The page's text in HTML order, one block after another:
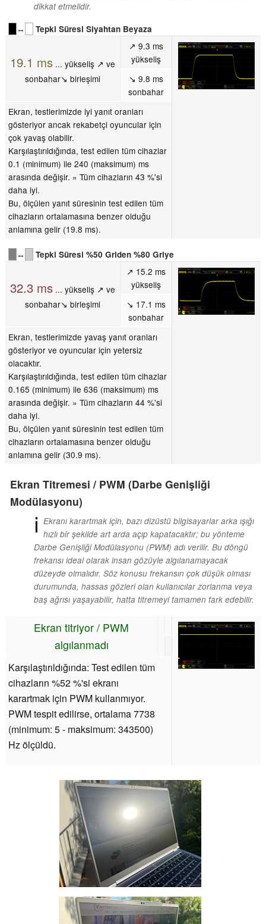
dikkat etmelidir.
↔
Tepki Süresi Siyahtan Beyaza
19.1 ms ... yükseliş ↗ ve
sonbahar↘ birleşimi
↗ 9.3 ms
yükseliş
↘ 9.8 ms
sonbahar
Ekran, testlerimizde iyi yanıt oranları
gösteriyor ancak rekabetçi oyuncular için
çok yavaş olabilir.
Karşılaştırıldığında, test edilen tüm cihazlar
0.1 (minimum) ile 240 (maksimum) ms
arasında değişir. » Tüm cihazların 43 %'si
daha iyi.
Bu, ölçülen yanıt süresinin test edilen tüm
cihazların ortalamasına benzer olduğu
anlamına gelir (19.8 ms).
↔ Tepki Süresi %50 Griden %80 Griye
32.3 ms ... yükseliş ↗ ve
sonbahar↘ birleşimi
↗ 15.2 ms
yükseliş
↘ 17.1 ms
sonbahar
Ekran, testlerimizde yavaş yanıt oranları
gösteriyor ve oyuncular için yetersiz
olacaktır.
Karşılaştırıldığında, test edilen tüm cihazlar
0.165 (minimum) ile 636 (maksimum) ms
arasında değişir. » Tüm cihazların 44 %'si
daha iyi.
Bu, ölçülen yanıt süresinin test edilen tüm
cihazların ortalamasına benzer olduğu
anlamına gelir (30.9 ms).
Ekran Titremesi / PWM (Darbe Genişliği
Modülasyonu)
ℹ Ekranı karartmak için, bazı dizüstü bilgisayarlar arka ışığı
hızlı bir şekilde art arda açıp kapatacaktır; bu yönteme
Darbe Genişliği Modülasyonu (PWM) adı verilir. Bu döngü
frekansı ideal olarak insan gözüyle algılanamayacak
düzeyde olmalıdır. Söz konusu frekansın çok düşük olması
durumunda, hassas gözleri olan kullanıcılar zorlanma veya
baş ağrısı yaşayabilir, hatta titremeyi tamamen fark edebilir.
Ekran titriyor / PWM
algılanmadı
Karşılaştırıldığında: Test edilen tüm
cihazların %52 %'si ekranı
karartmak için PWM kullanmıyor.
PWM tespit edilirse, ortalama 7738
(minimum: 5 - maksimum: 343500)
Hz ölçüldü.